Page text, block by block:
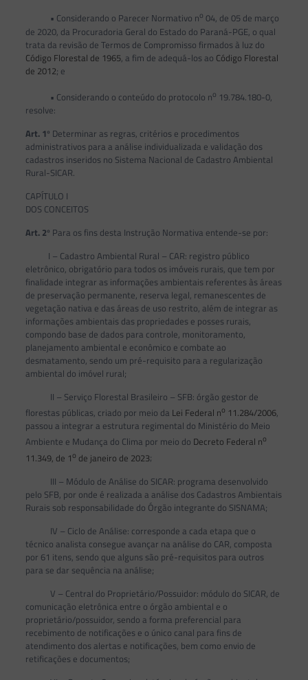
• Considerando o Parecer Normativo no 04, de 05 de março
de 2020, da Procuradoria Geral do Estado do Paraná-PGE, o qual
trata da revisão de Termos de Compromisso firmados à luz do
Código Florestal de 1965, a fim de adequá-los ao Código Florestal
de 2012; e
• Considerando o conteúdo do protocolo no 19.784.180-0,
resolve:
Art. 1º Determinar as regras, critérios e procedimentos
administrativos para a análise individualizada e validação dos
cadastros inseridos no Sistema Nacional de Cadastro Ambiental
Rural-SICAR.
CAPÍTULO I
DOS CONCEITOS
Art. 2º Para os fins desta Instrução Normativa entende-se por:
I – Cadastro Ambiental Rural – CAR: registro público
eletrônico, obrigatório para todos os imóveis rurais, que tem por
finalidade integrar as informações ambientais referentes às áreas
de preservação permanente, reserva legal, remanescentes de
vegetação nativa e das áreas de uso restrito, além de integrar as
informações ambientais das propriedades e posses rurais,
compondo base de dados para controle, monitoramento,
planejamento ambiental e econômico e combate ao
desmatamento, sendo um pré-requisito para a regularização
ambiental do imóvel rural;
II – Serviço Florestal Brasileiro – SFB: órgão gestor de
florestas públicas, criado por meio da Lei Federal no 11.284/2006,
passou a integrar a estrutura regimental do Ministério do Meio
Ambiente e Mudança do Clima por meio do Decreto Federal no
11.349, de 1o de janeiro de 2023;
III – Módulo de Análise do SICAR: programa desenvolvido
pelo SFB, por onde é realizada a análise dos Cadastros Ambientais
Rurais sob responsabilidade do Órgão integrante do SISNAMA;
IV – Ciclo de Análise: corresponde a cada etapa que o
técnico analista consegue avançar na análise do CAR, composta
por 61 itens, sendo que alguns são pré-requisitos para outros
para se dar sequência na análise;
V – Central do Proprietário/Possuidor: módulo do SICAR, de
comunicação eletrônica entre o órgão ambiental e o
proprietário/possuidor, sendo a forma preferencial para
recebimento de notificações e o único canal para fins de
atendimento dos alertas e notificações, bem como envio de
retificações e documentos;